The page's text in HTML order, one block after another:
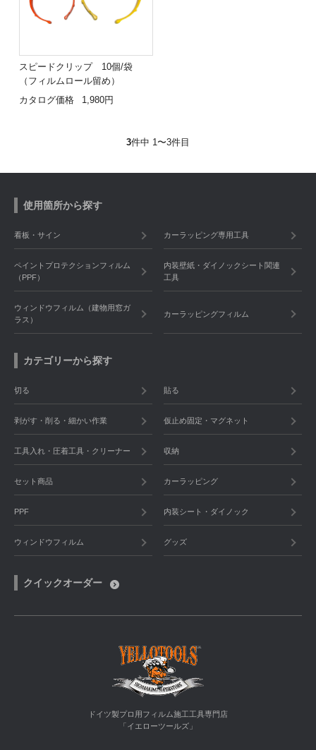
スピードクリップ 10個/袋
（フィルムロール留め）
カタログ価格
1,980円
3件中 1〜3件目
使用箇所から探す
看板・サイン カーラッピング専用工具
ペイントプロテクションフィルム
（PPF）
内装壁紙・ダイノックシート関連
工具
ウィンドウフィルム（建物用窓ガ
ラス）
カーラッピングフィルム
カテゴリーから探す
切る 貼る
剥がす・削る・細かい作業 仮止め固定・マグネット
工具入れ・圧着工具・クリーナー 収納
セット商品 カーラッピング
PPF 内装シート・ダイノック
ウィンドウフィルム グッズ
クイックオーダー
ドイツ製プロ用フィルム施工工具専門店
「イエローツールズ」